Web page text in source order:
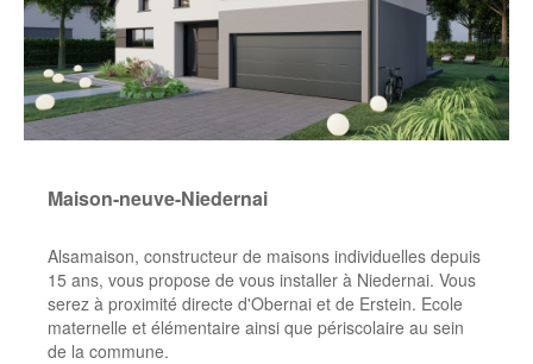
Maison-neuve-Niedernai
Alsamaison, constructeur de maisons individuelles depuis
15 ans, vous propose de vous installer à Niedernai. Vous
serez à proximité directe d'Obernai et de Erstein. Ecole
maternelle et élémentaire ainsi que périscolaire au sein
de la commune.